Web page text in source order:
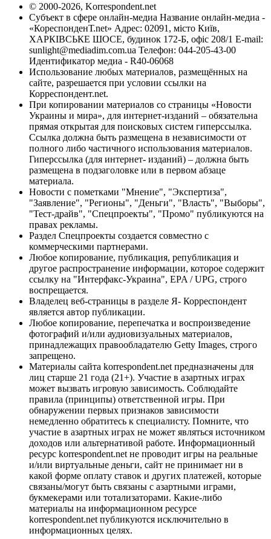
© 2000-2026, Korrespondent.net
Субъект в сфере онлайн-медиа Название онлайн-медиа -
«КореспонденТ.net» Адрес: 02091, місто Київ,
ХАРКІВСЬКЕ ШОСЕ, будинок 172-Б, офіс 208/1 E-mail:
sunlight@mediadim.com.ua Телефон: 044-205-43-00
Идентификатор медиа - R40-06068
Использование любых материалов, размещённых на
сайте, разрешается при условии ссылки на
Корреспондент.net.
При копировании материалов со страницы «Новости
Украины и мира», для интернет-изданий – обязательна
прямая открытая для поисковых систем гиперссылка.
Ссылка должна быть размещена в независимости от
полного либо частичного использования материалов.
Гиперссылка (для интернет- изданий) – должна быть
размещена в подзаголовке или в первом абзаце
материала.
Новости с пометками "Мнение", "Экспертиза",
"Заявление", "Регионы", "Деньги", "Власть", "Выборы",
"Тест-драйв", "Спецпроекты", "Промо" публикуются на
правах рекламы.
Раздел Спецпроекты создается совместно с
коммерческими партнерами.
Любое копирование, публикация, републикация и
другое распространение информации, которое содержит
ссылку на "Интерфакс-Украина", EPA / UPG, строго
воспрещается.
Владелец веб-страницы в разделе Я- Корреспондент
является автор публикации.
Любое копирование, перепечатка и воспроизведение
фотографий и/или аудиовизуальных материалов,
принадлежащих правообладателю Getty Images, строго
запрещено.
Материалы сайта korrespondent.net предназначены для
лиц старше 21 года (21+). Участие в азартных играх
может вызвать игровую зависимость. Соблюдайте
правила (принципы) ответственной игры. При
обнаружении первых признаков зависимости
немедленно обратитесь к специалисту. Помните, что
участие в азартных играх не может являться источником
доходов или альтернативой работе. Информационный
ресурс korrespondent.net не проводит игры на реальные
и/или виртуальные деньги, сайт не принимает ни в
какой форме оплату ставок и других платежей, которые
связаны/могут быть связаны с азартными играми,
букмекерами или тотализаторами. Какие-либо
материалы на информационном ресурсе
korrespondent.net публикуются исключительно в
информационных целях.